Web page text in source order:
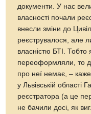
документи. У нас
власності почали
внесли зміни до
реєструвалося, але
власністю БТІ.
переоформляли, то
про неї немає, – каже
у Львівській
реєстратора (а це
не бачили досі, як